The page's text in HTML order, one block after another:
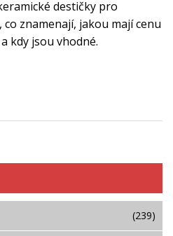
destičky pro
znamenají, jakou mají cenu
kdy jsou vhodné.
(239)